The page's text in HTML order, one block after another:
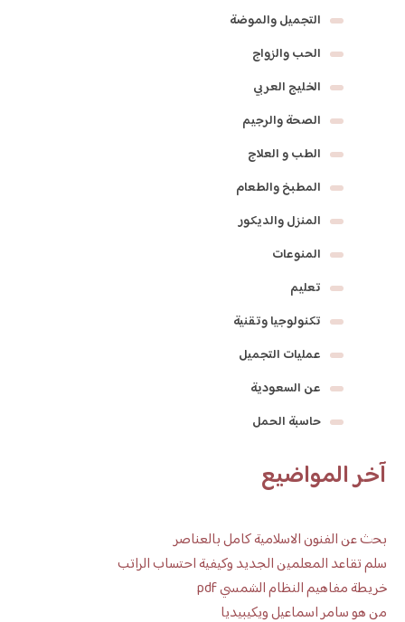
التجميل والموضة
الحب والزواج
الخليج العربي
الصحة والرجيم
الطب و العلاج
المطبخ والطعام
المنزل والديكور
المنوعات
تعليم
تكنولوجيا وتقنية
عمليات التجميل
عن السعودية
حاسبة الحمل
آخر المواضيع
بحث عن الفنون الاسلامية كامل بالعناصر
سلم تقاعد المعلمين الجديد وكيفية احتساب الراتب
خريطة مفاهيم النظام الشمسي pdf
من هو سامر اسماعيل ويكيبيديا